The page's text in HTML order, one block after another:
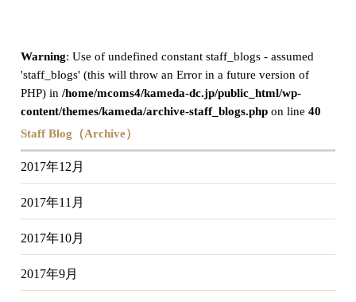
Warning: Use of undefined constant staff_blogs - assumed
'staff_blogs' (this will throw an Error in a future version of
PHP) in/home/mcoms4/kameda-dc.jp/public_html/wp-
content/themes/kameda/archive-staff_blogs.php on line40
Staff Blog（Archive）
2017年12月
2017年11月
2017年10月
2017年9月